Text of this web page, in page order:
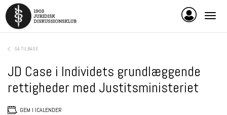
GA TILBAGE
JD Case i Individets grundlæggende
rettigheder med Justitsministeriet
GEM I ICALENDER